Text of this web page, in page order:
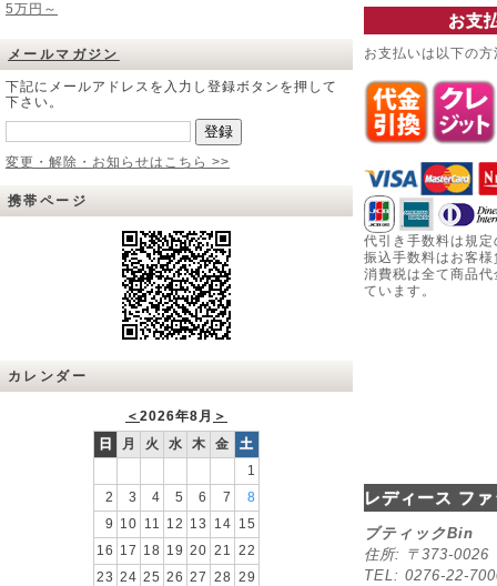
5万円～
メールマガジン
下記にメールアドレスを入力し登録ボタンを押して
下さい。
変更・解除・お知らせはこちら >>
携帯ページ
カレンダー
＜ 2026年8月 ＞
日
月 火 水 木 金
土
1
2
3 4 5 6 7
8
9 10 11 12 13 14 15
16 17 18 19 20 21 22
23 24 25 26 27 28 29
お支
お支払いは以下の
代引き手数料は規
振込手数料はお客
消費税は全て商品
ています。
レディース フ
ブティックBin
住所: 〒373-
TEL: 0276-22-